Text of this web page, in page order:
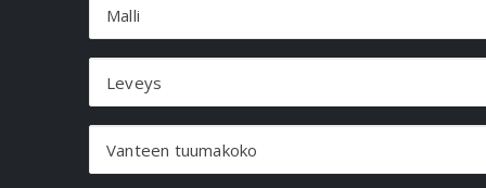
Malli
Leveys
Vanteen tuumakoko